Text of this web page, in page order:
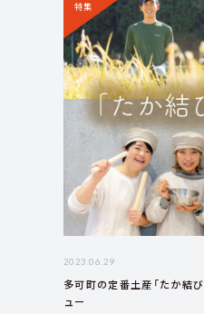
特集
2023.06.29
多可町の定番土産「たか結
ュー